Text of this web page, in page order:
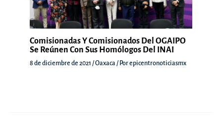
Comisionadas Y Comisionados Del OGAIPO
Se Reúnen Con Sus Homólogos Del INAI
8 de diciembre de 2021 /Oaxaca / Porepicentronoticiasmx